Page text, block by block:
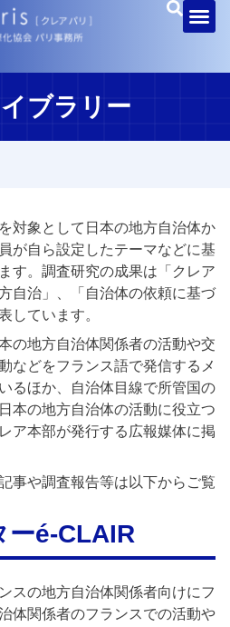
ブラリー
対象として日本の地方自治体か
が自ら設定したテーマなどに基
す。調査研究の成果は「クレア
自治」、「自治体の依頼に基づ
しています。
の地方自治体関係者の活動や交
などをフランス語で発信するメ
るほか、自治体目線で所管国の
本の地方自治体の活動に役立つ
ア本部が発行する広報媒体に掲
事や調査報告等は以下からご覧
ーé-CLAIR
スの地方自治体関係者向けにフ
体関係者のフランスでの活動や